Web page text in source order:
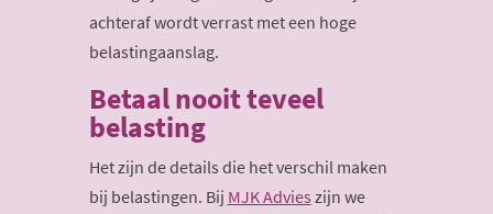
achteraf wordt verrast met een hoge
belastingaanslag.
Betaal nooit teveel
belasting
Het zijn de details die het verschil maken
bij belastingen. Bij MJK Advies zijn we